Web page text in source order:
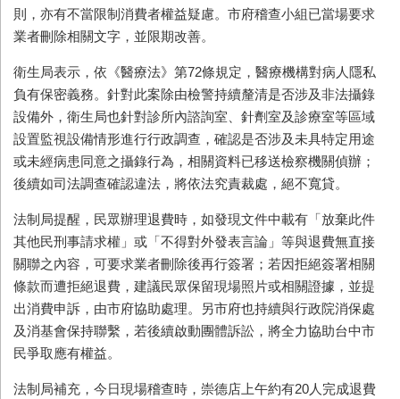
則，亦有不當限制消費者權益疑慮。市府稽查小組已當場要求
業者刪除相關文字，並限期改善。
衛生局表示，依《醫療法》第72條規定，醫療機構對病人隱私
負有保密義務。針對此案除由檢警持續釐清是否涉及非法攝錄
設備外，衛生局也針對診所內諮詢室、針劑室及診療室等區域
設置監視設備情形進行行政調查，確認是否涉及未具特定用途
或未經病患同意之攝錄行為，相關資料已移送檢察機關偵辦；
後續如司法調查確認違法，將依法究責裁處，絕不寬貸。
法制局提醒，民眾辦理退費時，如發現文件中載有「放棄此件
其他民刑事請求權」或「不得對外發表言論」等與退費無直接
關聯之內容，可要求業者刪除後再行簽署；若因拒絕簽署相關
條款而遭拒絕退費，建議民眾保留現場照片或相關證據，並提
出消費申訴，由市府協助處理。另市府也持續與行政院消保處
及消基會保持聯繫，若後續啟動團體訴訟，將全力協助台中市
民爭取應有權益。
法制局補充，今日現場稽查時，崇德店上午約有20人完成退費